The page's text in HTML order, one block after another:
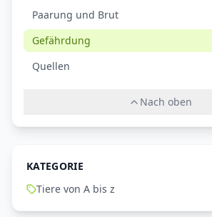
Paarung und Brut
Gefährdung
Quellen
Nach oben
KATEGORIE
Tiere von A bis z